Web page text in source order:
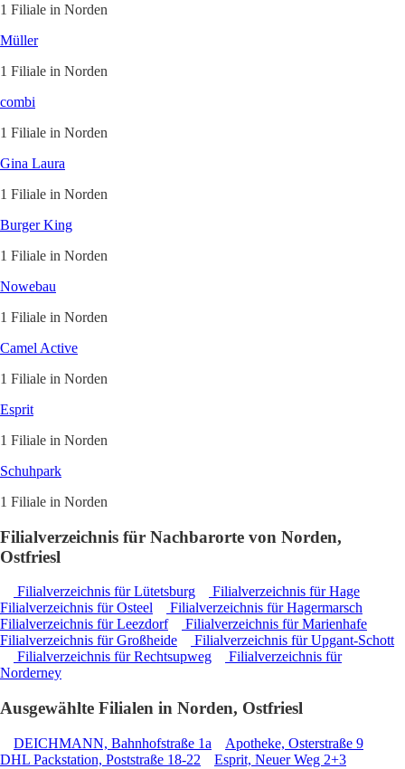
1 Filiale in Norden
Müller
1 Filiale in Norden
combi
1 Filiale in Norden
Gina Laura
1 Filiale in Norden
Burger King
1 Filiale in Norden
Nowebau
1 Filiale in Norden
Camel Active
1 Filiale in Norden
Esprit
1 Filiale in Norden
Schuhpark
1 Filiale in Norden
Filialverzeichnis für Nachbarorte von Norden,
Ostfriesl
Filialverzeichnis für Lütetsburg
Filialverzeichnis für Hage
Filialverzeichnis für Osteel
Filialverzeichnis für Hagermarsch
Filialverzeichnis für Leezdorf
Filialverzeichnis für Marienhafe
Filialverzeichnis für Großheide
Filialverzeichnis für Upgant-Schott
Filialverzeichnis für Rechtsupweg
Filialverzeichnis für
Norderney
Ausgewählte Filialen in Norden, Ostfriesl
DEICHMANN, Bahnhofstraße 1a
Apotheke, Osterstraße 9
DHL Packstation, Poststraße 18-22
Esprit, Neuer Weg 2+3